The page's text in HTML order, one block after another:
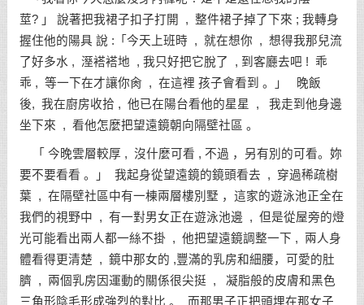
莖? 」 說著把我裙子扣子打開 , 整件裙子掉了下來 ; 我轉身
握住他的陽具 說 :「今天上班時 , 就在想你 , 想得我那兒流
了好多水 , 溼褡褡地 , 我只好把它脫了 , 到客廳去吧 ! 乖
乖 , 等一下在才讓你肏 , 在這裡 孩子會看到 。」 晚飯
後, 我在廚房收拾 , 他已在陽台看他的星星 , 我走到他身邊
坐下來 , 看他怎麼把望遠鏡朝向隔壁社區 。
「 今晚雲層較厚 , 沒什麼可看 , 不過 ，另有別的可看。妳
要不要看看 。」 我起身從望遠鏡的鏡頭看去 , 穿過稀疏樹
葉 , 在隔壁社區中有一棟兩層樓別墅 ，這家的遊泳池正全在
我們的視野中 , 有一對男女正在遊泳池邊 , 但是從屋旁的燈
光可能看出兩人都一絲不掛 , 他把望遠鏡調整一下 , 兩人身
體看得更清楚 , 鏡中那女的 ,豐滿的乳房和細腰，可愛的肚
臍 , 兩個乳房因運動的關係很尖挺 , 凝脂般的皮膚和黑色
三角形陰毛形成強烈的對比 。 而那男子正把頭埋在那女子